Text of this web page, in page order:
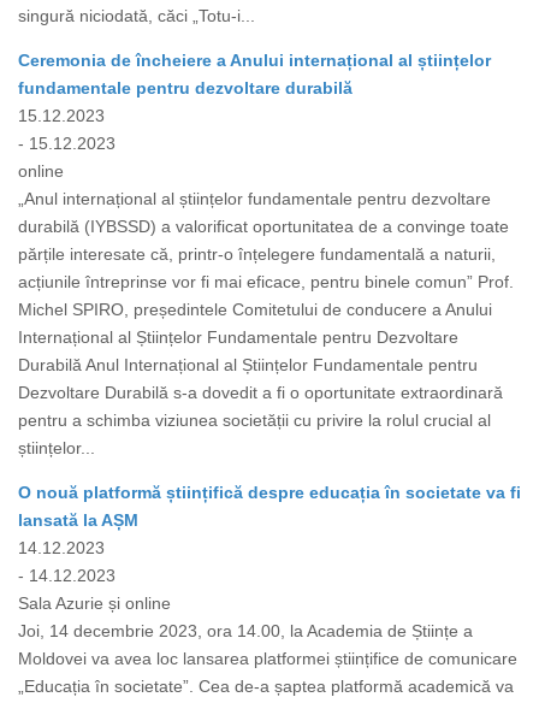
singură niciodată, căci „Totu-i...
Ceremonia de încheiere a Anului internațional al științelor
fundamentale pentru dezvoltare durabilă
15.12.2023
- 15.12.2023
online
„Anul internațional al științelor fundamentale pentru dezvoltare
durabilă (IYBSSD) a valorificat oportunitatea de a convinge toate
părțile interesate că, printr-o înțelegere fundamentală a naturii,
acțiunile întreprinse vor fi mai eficace, pentru binele comun” Prof.
Michel SPIRO, președintele Comitetului de conducere a Anului
Internațional al Științelor Fundamentale pentru Dezvoltare
Durabilă Anul Internațional al Științelor Fundamentale pentru
Dezvoltare Durabilă s-a dovedit a fi o oportunitate extraordinară
pentru a schimba viziunea societății cu privire la rolul crucial al
științelor...
O nouă platformă științifică despre educația în societate va fi
lansată la AȘM
14.12.2023
- 14.12.2023
Sala Azurie și online
Joi, 14 decembrie 2023, ora 14.00, la Academia de Științe a
Moldovei va avea loc lansarea platformei științifice de comunicare
„Educația în societate”. Cea de-a șaptea platformă academică va